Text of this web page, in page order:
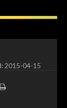
2015-04-15